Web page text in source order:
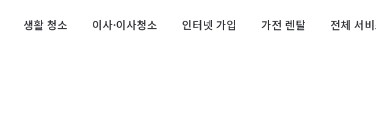
생활 청소 이사·이사청소 인터넷 가입 가전 렌탈 전체 서